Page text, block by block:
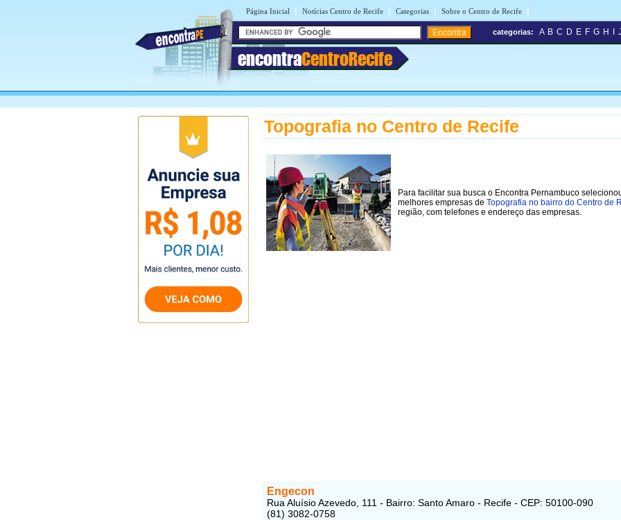
Página Inicial | Notícias Centro de Recife | Categorias | Sobre o Centro de Recife |
encontraCentroRecife
categorias: A B C D E F G H
Topografia no Centro de Recife
Para facilitar sua busca o Encontra Pernambuco
melhores empresas de Topografia no bairro do Centro de
região, com telefones e endereço das empresas.
Engecon
Rua Aluísio Azevedo, 111 - Bairro: Santo Amaro - Recife - CEP: 50100-090
(81) 3082-0758